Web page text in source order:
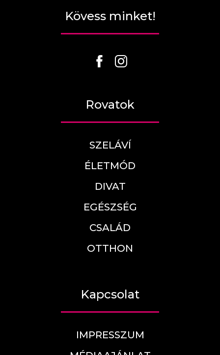
Kövess minket!
Rovatok
SZELÁVÍ
ÉLETMÓD
DIVAT
EGÉSZSÉG
CSALÁD
OTTHON
Kapcsolat
IMPRESSZUM